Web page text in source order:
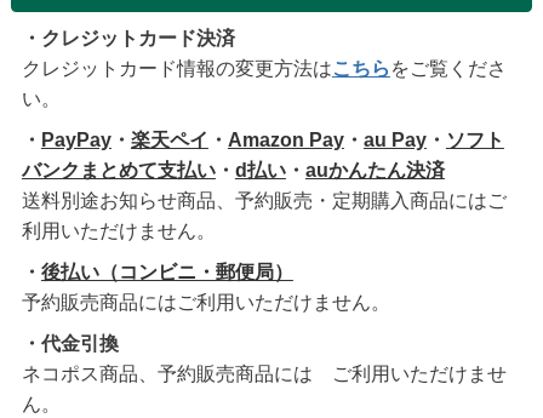
・クレジットカード決済
クレジットカード情報の変更方法はこちら をご覧くださ
い。
・ PayPay・ 楽天ペイ ・ Amazon Pay・ au Pay・ ソフト
バンクまとめて支払い・ d払い・ auかんたん決済
送料別途お知らせ商品、予約販売・定期購入商品にはご
利用いただけません。
・ 後払い（コンビニ・郵便局）
予約販売商品にはご利用いただけません。
・代金引換
ネコポス商品、予約販売商品には ご利用いただけませ
ん。